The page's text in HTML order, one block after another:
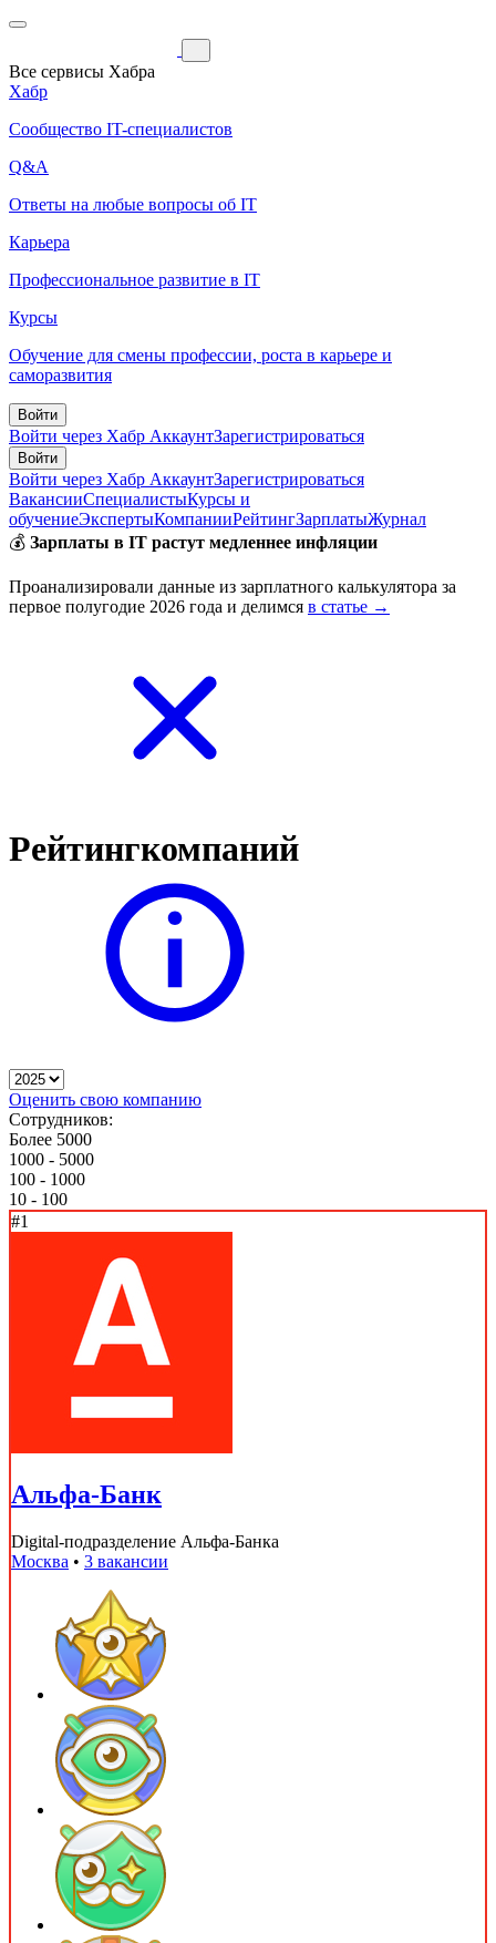
Все сервисы Хабра
Хабр
Сообщество IT-специалистов
Q&A
Ответы на любые вопросы об IT
Карьера
Профессиональное развитие в IT
Курсы
Обучение для смены профессии, роста в карьере и
саморазвития
Войти
Войти через Хабр АккаунтЗарегистрироваться
Войти
Войти через Хабр АккаунтЗарегистрироваться
ВакансииСпециалистыКурсы и
обучениеЭкспертыКомпанииРейтингЗарплатыЖурнал
💰 Зарплаты в IT растут медленнее инфляции
Проанализировали данные из зарплатного калькулятора за
первое полугодие 2026 года и делимся в статье →
Рейтингкомпаний
Оценить свою компанию
Сотрудников:
Более 5000
1000 - 5000
100 - 1000
10 - 100
#1
Альфа-Банк
Digital-подразделение Альфа-Банка
Москва • 3 вакансии